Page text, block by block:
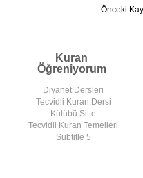
Önceki
Kuran
Öğreniyorum
Diyanet Dersleri
Tecvidli Kuran Dersi
Kütübü Sitte
Tecvidli Kuran Temelleri
Subtitle 5